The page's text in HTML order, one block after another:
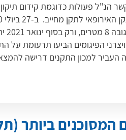
הנ"ל פעולות כדוגמת קידום
ויצרני הפיגומים הביעו תרעומת
למכון התקנים דרישה
המסוכנים ביותר